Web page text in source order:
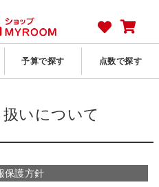
予算で探す 点数で探す
いについて
保護方針